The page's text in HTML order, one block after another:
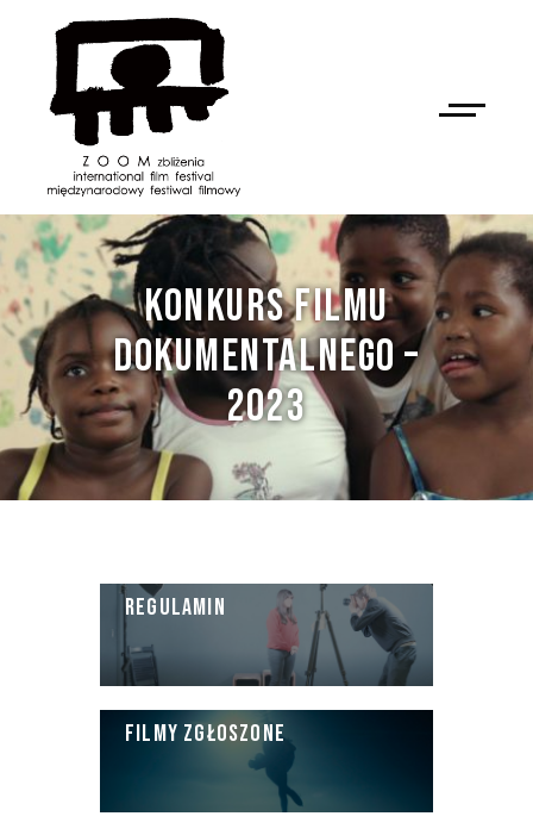
KONKURS FILMU
DOKUMENTALNEGO –
2023
NAN
REGULAMIN
FILMY ZGŁOSZONE